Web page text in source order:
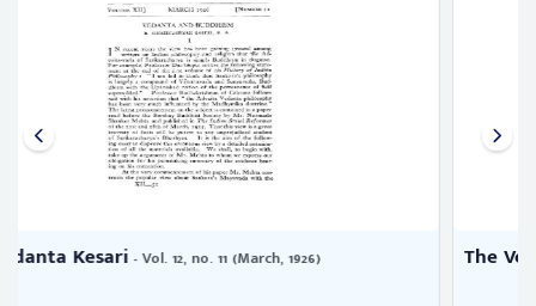
The Vedanta Kesari- Vol. 12, no. 5 (September, 1925)